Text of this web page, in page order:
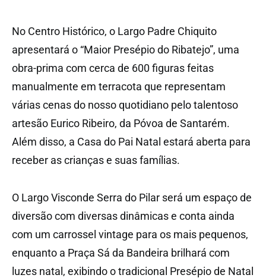
No Centro Histórico, o Largo Padre Chiquito
apresentará o “Maior Presépio do Ribatejo”, uma
obra-prima com cerca de 600 figuras feitas
manualmente em terracota que representam
várias cenas do nosso quotidiano pelo talentoso
artesão Eurico Ribeiro, da Póvoa de Santarém.
Além disso, a Casa do Pai Natal estará aberta para
receber as crianças e suas famílias.
O Largo Visconde Serra do Pilar será um espaço de
diversão com diversas dinâmicas e conta ainda
com um carrossel vintage para os mais pequenos,
enquanto a Praça Sá da Bandeira brilhará com
luzes natal, exibindo o tradicional Presépio de Natal